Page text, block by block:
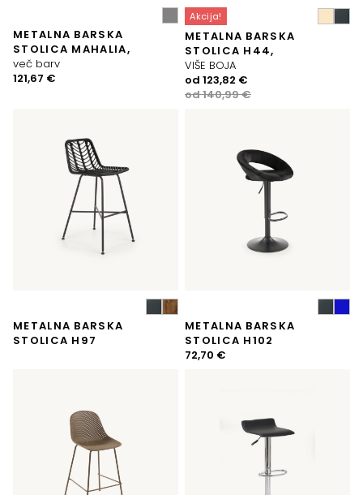
METALNA BARSKA
STOLICA MAHALIA,
več barv
121,67 €
Akcija!
METALNA BARSKA
STOLICA H44,
VIŠE BOJA
od140,99€
Izvorna
cijena
od 123,82 €
Trenutna
cijena
METALNA BARSKA
STOLICA H97
METALNA BARSKA
STOLICA H102
72,70 €